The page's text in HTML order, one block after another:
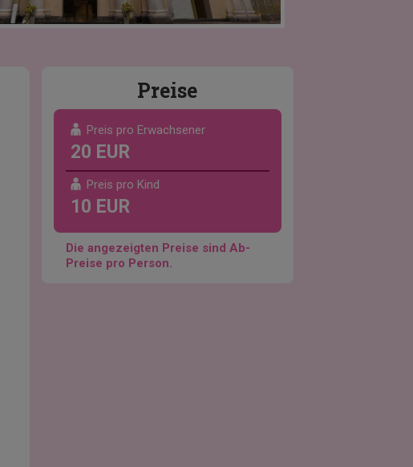
Preise
Preis pro Erwachsener
20 EUR
Preis pro Kind
10 EUR
Die angezeigten Preise sind Ab-
Preise pro Person.